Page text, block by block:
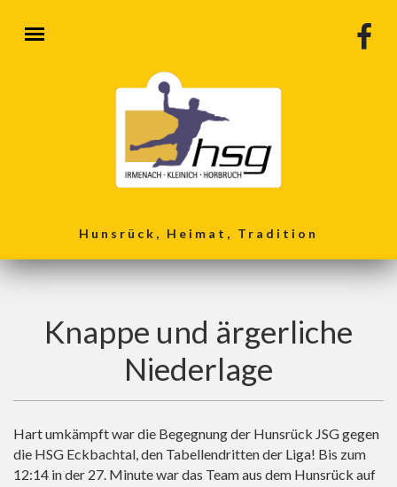
Hunsrück, Heimat, Tradition
Knappe und ärgerliche
Niederlage
Hart umkämpft war die Begegnung der Hunsrück JSG gegen
die HSG Eckbachtal, den Tabellendritten der Liga! Bis zum
12:14 in der 27. Minute war das Team aus dem Hunsrück auf